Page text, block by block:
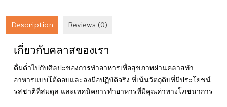
Description Reviews (0)
เกี่ยวกับคลาสของเรา
ดื่มด่ำไปกับศิลปะของการทำอาหารเพื่อสุขภาพผ่านคลาสทำ
อาหารแบบโต้ตอบและลงมือปฏิบัติจริง ที่เน้นวัตถุดิบที่มีประโยชน์
รสชาติที่สมดุล และเทคนิคการทำอาหารที่มีคุณค่าทางโภชนาการ